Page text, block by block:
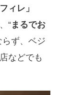
ィレ」
“まるでお
らず、ベジ
などでも